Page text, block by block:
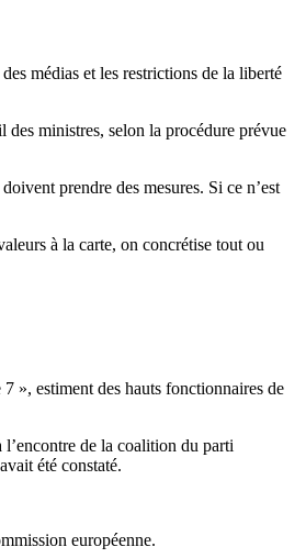
médias et les restrictions de la liberté
des ministres, selon la procédure prévue
prendre des mesures. Si ce n’est
à la carte, on concrétise tout ou
», estiment des hauts fonctionnaires de
de la coalition du parti
été constaté.
européenne.